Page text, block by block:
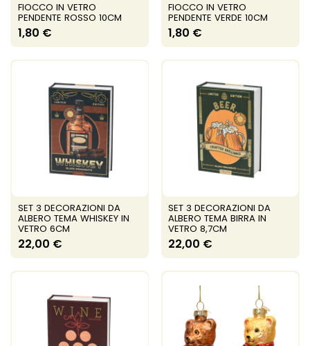
FIOCCO IN VETRO
PENDENTE ROSSO 10CM
1,80 €
FIOCCO IN VETRO
PENDENTE VERDE 10CM
1,80 €
SET 3 DECORAZIONI DA
ALBERO TEMA WHISKEY IN
VETRO 6CM
22,00 €
SET 3 DECORAZIONI DA
ALBERO TEMA BIRRA IN
VETRO 8,7CM
22,00 €